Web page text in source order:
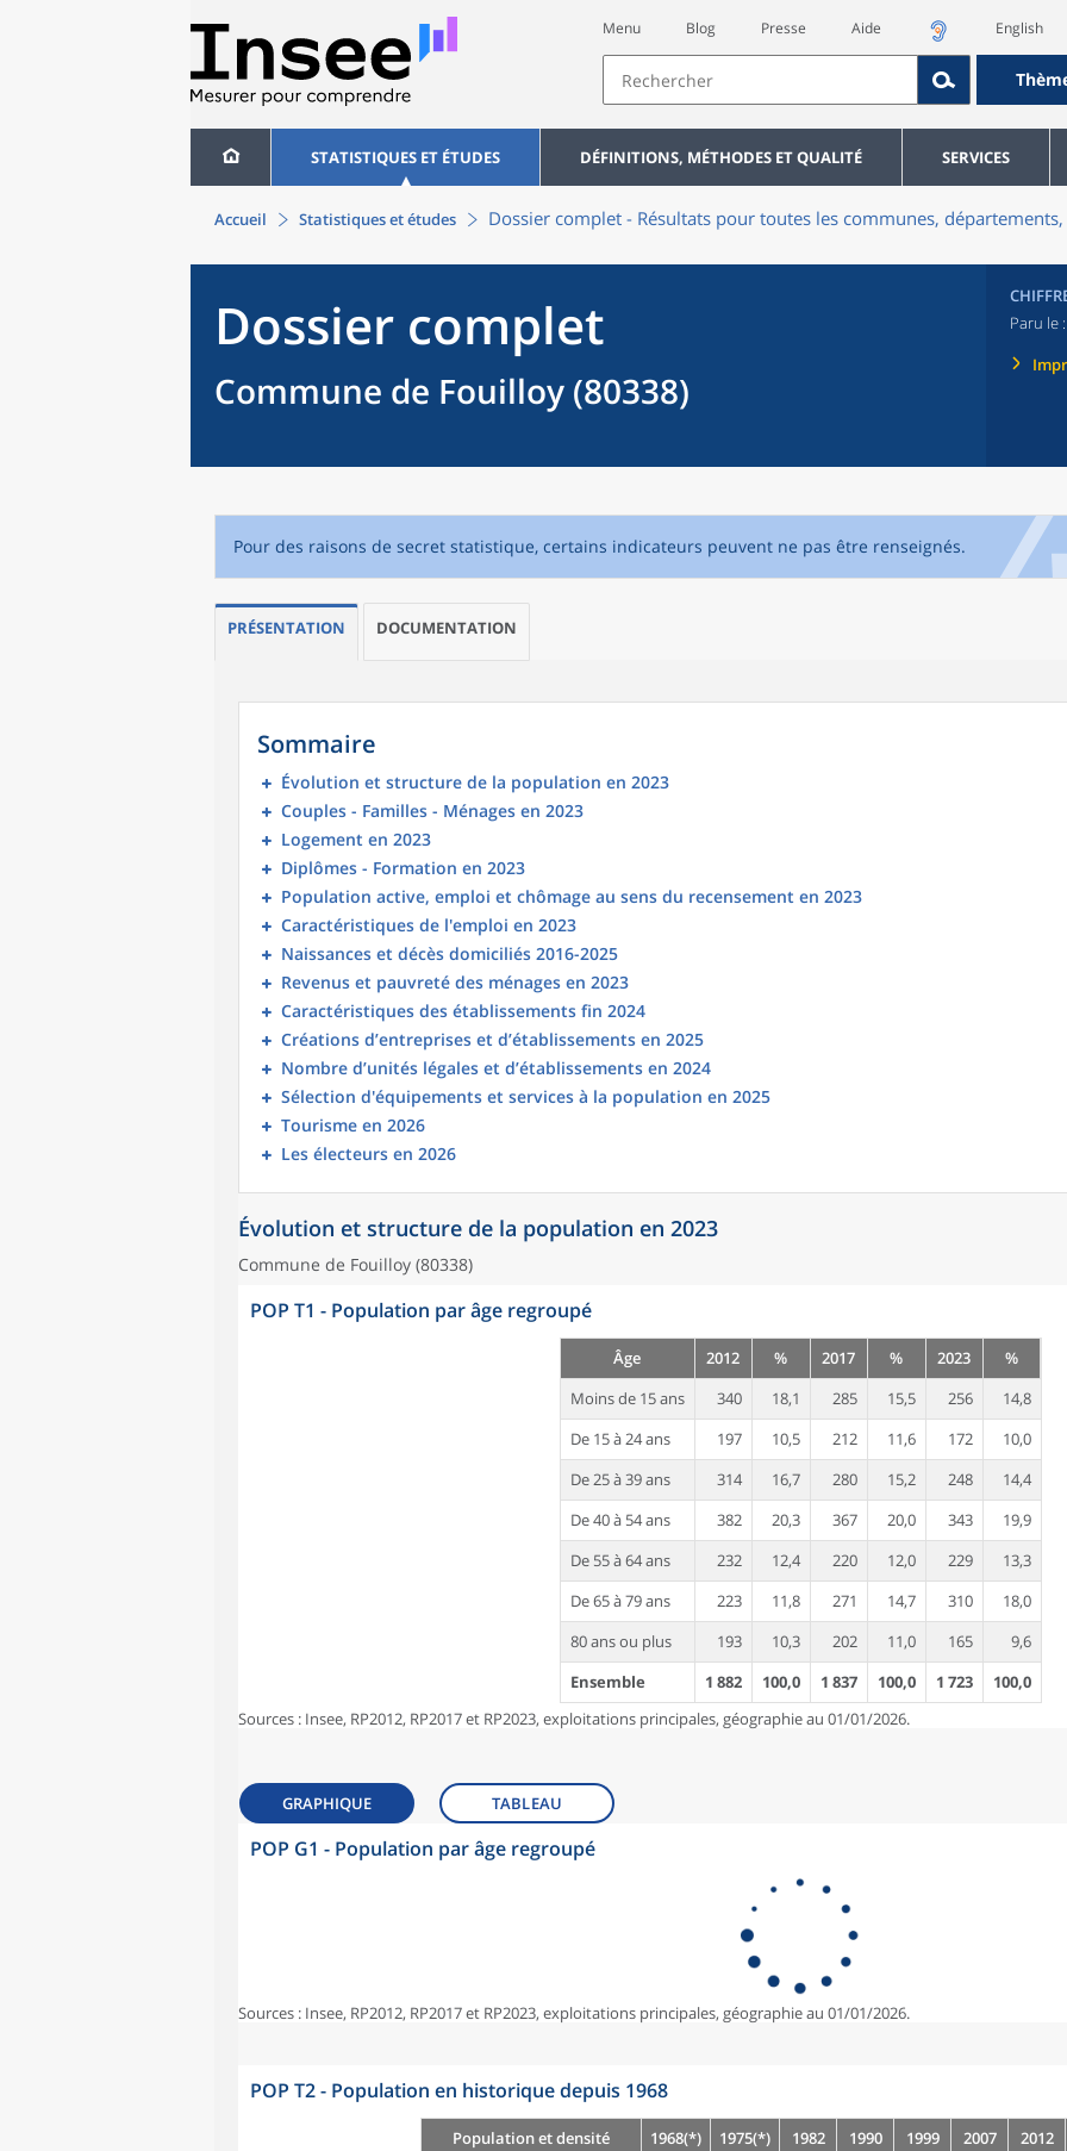
Menu Blog Presse Aide English
STATISTIQUES ET ÉTUDES DÉFINITIONS, MÉTHODES ET QUALITÉ SERVICES
Accueil Statistiques et études Dossier complet - Résultats pour toutes les communes,
Dossier complet
Commune de Fouilloy (80338)
Paru le
Pour des raisons de secret statistique, certains indicateurs peuvent ne pas être renseignés.
PRÉSENTATION DOCUMENTATION
Sommaire
Évolution et structure de la population en 2023
Couples - Familles - Ménages en 2023
Logement en 2023
Diplômes - Formation en 2023
Population active, emploi et chômage au sens du recensement en 2023
Caractéristiques de l'emploi en 2023
Naissances et décès domiciliés 2016-2025
Revenus et pauvreté des ménages en 2023
Caractéristiques des établissements fin 2024
Créations d’entreprises et d’établissements en 2025
Nombre d’unités légales et d’établissements en 2024
Sélection d'équipements et services à la population en 2025
Tourisme en 2026
Les électeurs en 2026
Évolution et structure de la population en 2023
Commune de Fouilloy (80338)
POP T1 - Population par âge regroupé
Âge 2012 % 2017 % 2023
%
Moins de 15 ans
340 18,1 285 15,5 256
14,8
De 15 à 24 ans
197 10,5 212 11,6 172
10,0
De 25 à 39 ans
314 16,7 280 15,2 248
14,4
De 40 à 54 ans
382 20,3 367 20,0 343
19,9
De 55 à 64 ans
232 12,4 220 12,0 229
13,3
De 65 à 79 ans
223 11,8 271 14,7 310
18,0
80 ans ou plus
193 10,3 202 11,0 165
9,6
Ensemble
1 882 100,0 1 837 100,0 1 723
100,0
Sources : Insee, RP2012, RP2017 et RP2023, exploitations principales, géographie au 01/01/2026.
GRAPHIQUE TABLEAU
POP G1 - Population par âge regroupé
Sources : Insee, RP2012, RP2017 et RP2023, exploitations principales, géographie au 01/01/2026.
POP T2 - Population en historique depuis 1968
Population et densité 1968(*) 1975(*) 1982 1990 1999 2007
2012